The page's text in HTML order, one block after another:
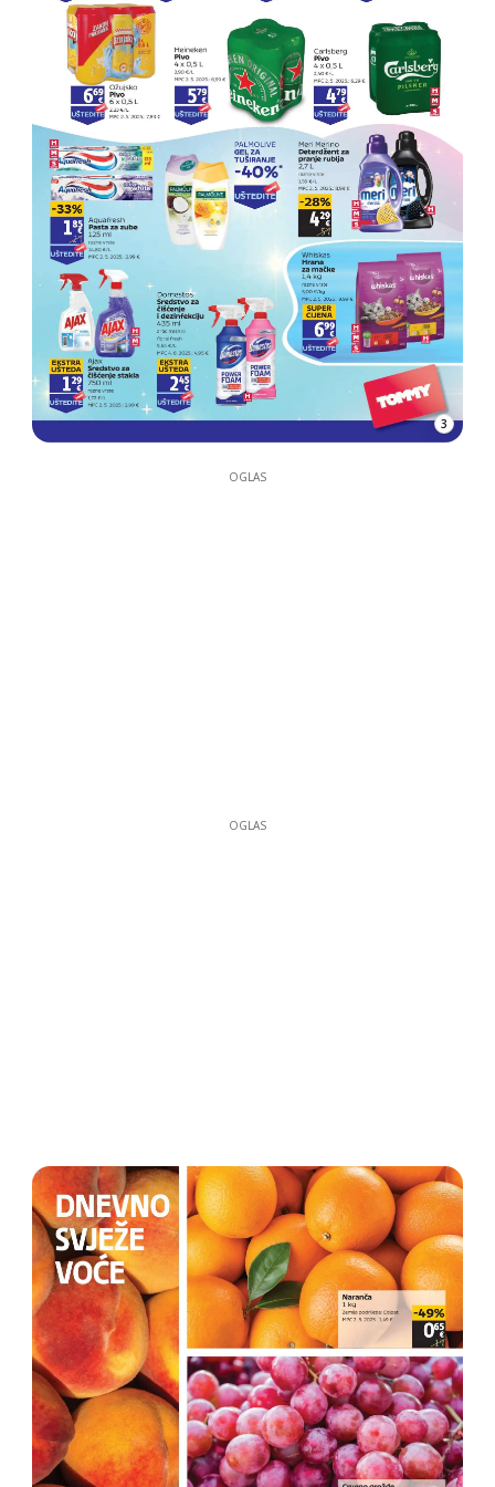
3
OGLAS
OGLAS